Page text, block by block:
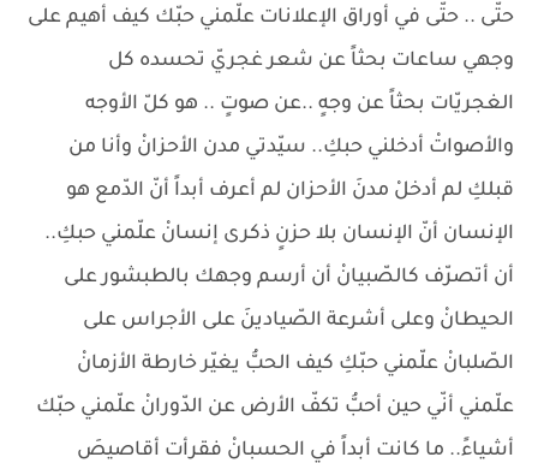
حتّى .. حتّى في أوراق الإعلانات علّمني حبّك كيف أهيم على
وجهي ساعات بحثاً عن شعر غجريّ تحسده كل
الغجريّات بحثاً عن وجهٍ ..عن صوتٍ .. هو كلّ الأوجه
والأصواتْ أدخلني حبكِ.. سيّدتي مدن الأحزانْ وأنا من
قبلكِ لم أدخلْ مدنَ الأحزان لم أعرف أبداً أنّ الدّمع هو
الإنسان أنّ الإنسان بلا حزنٍ ذكرى إنسانْ علّمني حبكِ..
أن أتصرّف كالصّبيانْ أن أرسم وجهك بالطبشور على
الحيطانْ وعلى أشرعة الصّيادينَ على الأجراس على
الصّلبانْ علّمني حبّكِ كيف الحبُّ يغيّر خارطة الأزمانْ
علّمني أنّي حين أحبُّ تكفّ الأرض عن الدّورانْ علّمني حبّك
أشياءً.. ما كانت أبداً في الحسبانْ فقرأت أقاصيصَ